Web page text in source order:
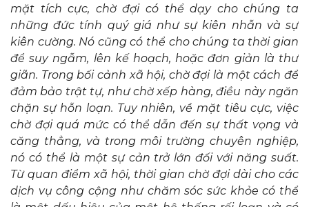
mặt tích cực, chờ đợi có thể dạy cho chúng ta
những đức tính quý giá như sự kiên nhẫn và sự
kiên cường. Nó cũng có thể cho chúng ta thời gian
để suy ngẫm, lên kế hoạch, hoặc đơn giản là thư
giãn. Trong bối cảnh xã hội, chờ đợi là một cách để
đảm bảo trật tự, như chờ xếp hàng, điều này ngăn
chặn sự hỗn loạn. Tuy nhiên, về mặt tiêu cực, việc
chờ đợi quá mức có thể dẫn đến sự thất vọng và
căng thẳng, và trong môi trường chuyên nghiệp,
nó có thể là một sự cản trở lớn đối với năng suất.
Từ quan điểm xã hội, thời gian chờ đợi dài cho các
dịch vụ công cộng như chăm sóc sức khỏe có thể